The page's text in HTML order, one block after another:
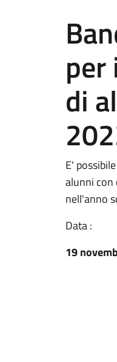
di
E'
alunni con
nell'anno
Data :
19